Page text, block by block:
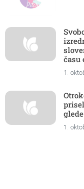
času
1.
1.